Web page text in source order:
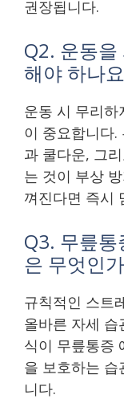
권장됩니다.
Q2. 운동을
해야 하나
운동 시 무리하
이 중요합니다.
과 쿨다운, 그
는 것이 부상
껴진다면 즉시
Q3. 무릎
은 무엇인
규칙적인 스트
올바른 자세
식이 무릎통증
을 보호하는
니다.